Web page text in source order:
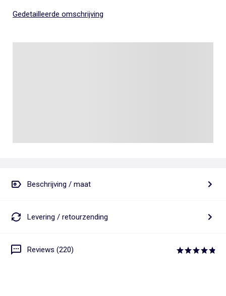
Gedetailleerde omschrijving
Beschrijving / maat
Levering / retourzending
Reviews (220)